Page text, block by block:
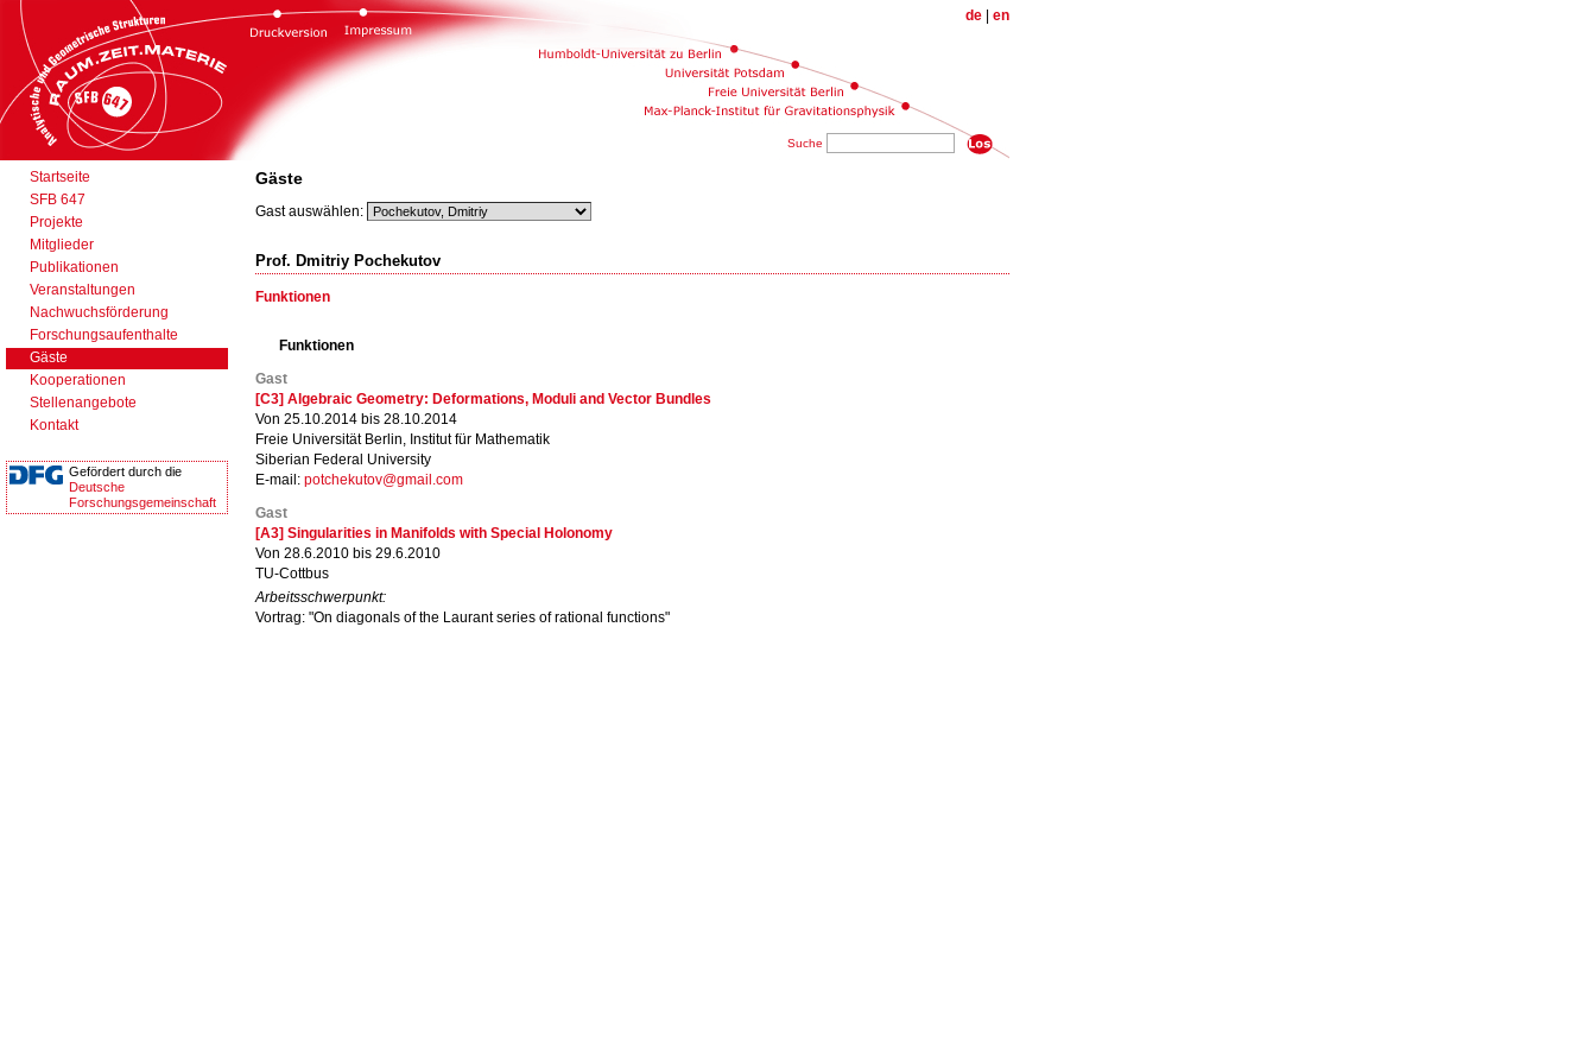
de en
Suche
Startseite
SFB 647
Projekte
Mitglieder
Publikationen
Veranstaltungen
Nachwuchsförderung
Forschungsaufenthalte
Gäste
Kooperationen
Stellenangebote
Kontakt
Gefördert durch die
Deutsche
Forschungsgemeinschaft
Gäste
Gast auswählen:
Prof. Dmitriy Pochekutov
Funktionen
Funktionen
Gast
[C3] Algebraic Geometry: Deformations, Moduli and Vector Bundles
Von 25.10.2014 bis 28.10.2014
Freie Universität Berlin, Institut für Mathematik
Siberian Federal University
E-mail: potchekutov@gmail.com
Gast
[A3] Singularities in Manifolds with Special Holonomy
Von 28.6.2010 bis 29.6.2010
TU-Cottbus
Arbeitsschwerpunkt:
Vortrag: "On diagonals of the Laurant series of rational functions"